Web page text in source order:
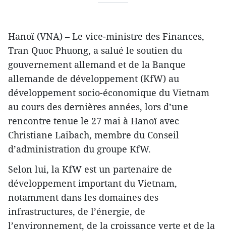
Hanoï (VNA) – Le vice-ministre des Finances,
Tran Quoc Phuong, a salué le soutien du
gouvernement allemand et de la Banque
allemande de développement (KfW) au
développement socio-économique du Vietnam
au cours des dernières années, lors d’une
rencontre tenue le 27 mai à Hanoï avec
Christiane Laibach, membre du Conseil
d’administration du groupe KfW.
Selon lui, la KfW est un partenaire de
développement important du Vietnam,
notamment dans les domaines des
infrastructures, de l’énergie, de
l’environnement, de la croissance verte et de la